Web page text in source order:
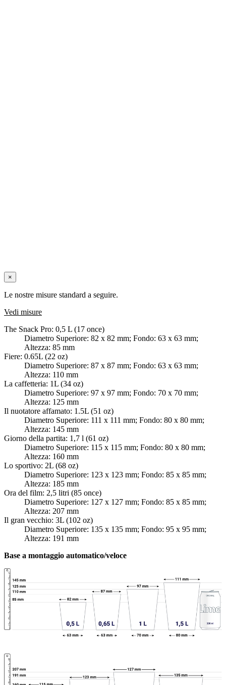
×
Le nostre misure standard a seguire.
Vedi misure
The Snack Pro: 0,5 L (17 once)
Diametro Superiore: 82 x 82 mm; Fondo: 63 x 63 mm;
Altezza: 85 mm
Fiere: 0.65L (22 oz)
Diametro Superiore: 87 x 87 mm; Fondo: 63 x 63 mm;
Altezza: 110 mm
La caffetteria: 1L (34 oz)
Diametro Superiore: 97 x 97 mm; Fondo: 70 x 70 mm;
Altezza: 125 mm
Il nuotatore affamato: 1.5L (51 oz)
Diametro Superiore: 111 x 111 mm; Fondo: 80 x 80 mm;
Altezza: 145 mm
Giorno della partita: 1,7 l (61 oz)
Diametro Superiore: 115 x 115 mm; Fondo: 80 x 80 mm;
Altezza: 160 mm
Lo sportivo: 2L (68 oz)
Diametro Superiore: 123 x 123 mm; Fondo: 85 x 85 mm;
Altezza: 185 mm
Ora del film: 2,5 litri (85 once)
Diametro Superiore: 127 x 127 mm; Fondo: 85 x 85 mm;
Altezza: 207 mm
Il gran vecchio: 3L (102 oz)
Diametro Superiore: 135 x 135 mm; Fondo: 95 x 95 mm;
Altezza: 191 mm
Base a montaggio automatico/veloce